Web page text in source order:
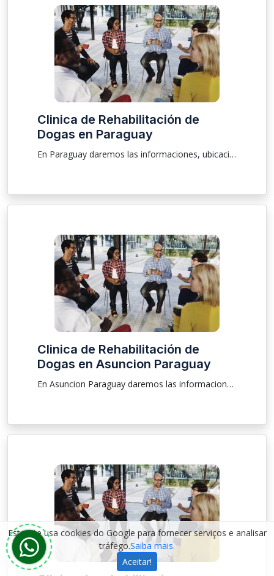
Clinica de Rehabilitación de
Dogas en Paraguay
En Paraguay daremos las informaciones, ubicación sobre clínica para que las personas que están buscando una rehabilitación y tratamiento de drogas y de alcoholismo sea él masculino o femenino pudiendo ser una internación voluntaria e involuntaria, atendemos a pacientes mayores, menores y ancianos .
Clinica de Rehabilitación de
Dogas en Asuncion Paraguay
En Asuncion Paraguay daremos las informaciones, ubicación sobre clínica para que las personas que están buscando una rehabilitación y tratamiento de drogas y de alcoholismo sea él masculino o femenino pudiendo ser una internación voluntaria e involuntaria, atendemos a pacientes mayores, menores y ancianos .
Este site usa cookies do Google para fornecer serviços e analisar
tráfego.Saiba mais.
Aceitar!